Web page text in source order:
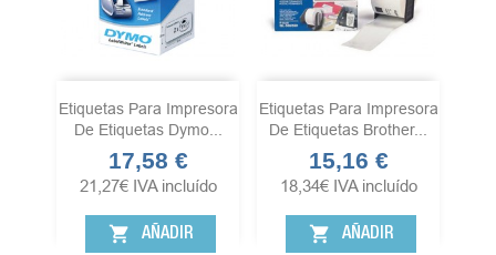
Etiquetas Para Impresora
De Etiquetas Dymo...
Precio
17,58 €
21,27€ IVA incluído
shopping_cart AÑADIR
Etiquetas Para Impresora
De Etiquetas Brother...
Precio
15,16 €
18,34€ IVA incluído
shopping_cart AÑADIR